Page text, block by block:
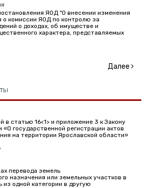
ЯОД "О внесении изменения
о комиссии ЯОД по контролю за
о доходах, об имуществе и
характера, представляемых
Далее
в статью 16<1> и приложение 3 к Закону
государственной регистрации актов
на территории Ярославской области»
перевода земель
назначения или земельных участков в
из одной категории в другую